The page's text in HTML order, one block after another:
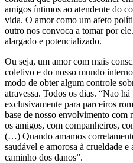
amigos íntimos ao atendente do
vida. O amor como um afeto
outro nos convoca a tomar por
alargado e potencializado.
Ou seja, um amor com mais
coletivo e do nosso mundo
modo de obter algum controle
atravessa. Todos os dias. “Nao
exclusivamente para parceiros
base de nosso envolvimento com
os amigos, com companheiros,
(…) Quando amamos
saudável e amorosa à crueldade
caminho dos danos”.